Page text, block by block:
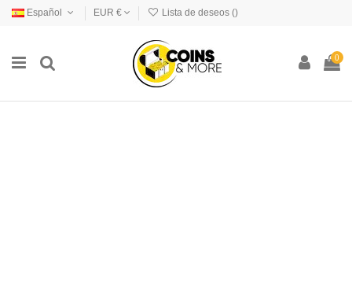
Español EUR € Lista de deseos ()
0